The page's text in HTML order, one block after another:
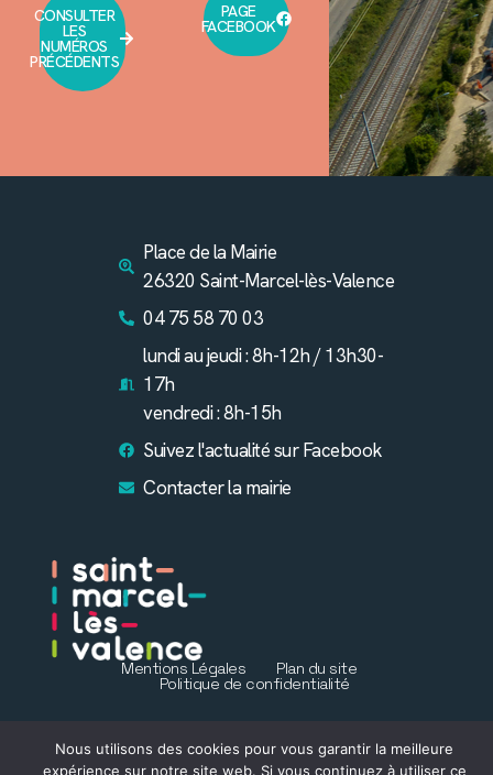
CONSULTER
LES
NUMÉROS
PRÉCÉDENTS
PAGE
FACEBOOK
Mentions Légales Plan du site
Politique de confidentialité
Place de la Mairie
26320 Saint-Marcel-lès-Valence
04 75 58 70 03
lundi au jeudi : 8h-12h / 13h30-
17h
vendredi : 8h-15h
Suivez l'actualité sur Facebook
Contacter la mairie
Nous utilisons des cookies pour vous garantir la meilleure
expérience sur notre site web. Si vous continuez à utiliser ce